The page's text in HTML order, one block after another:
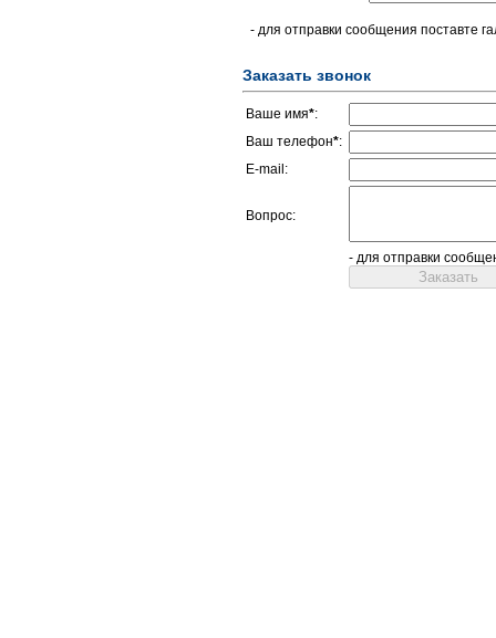
- для отправки сообщения поставте
Заказать звонок
Ваше имя*:
Ваш телефон*:
E-mail:
Вопрос:
- для отправки